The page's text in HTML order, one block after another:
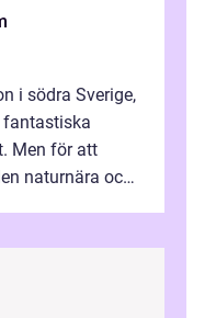
i södra Sverige,
fantastiska
Men för att
naturnära och